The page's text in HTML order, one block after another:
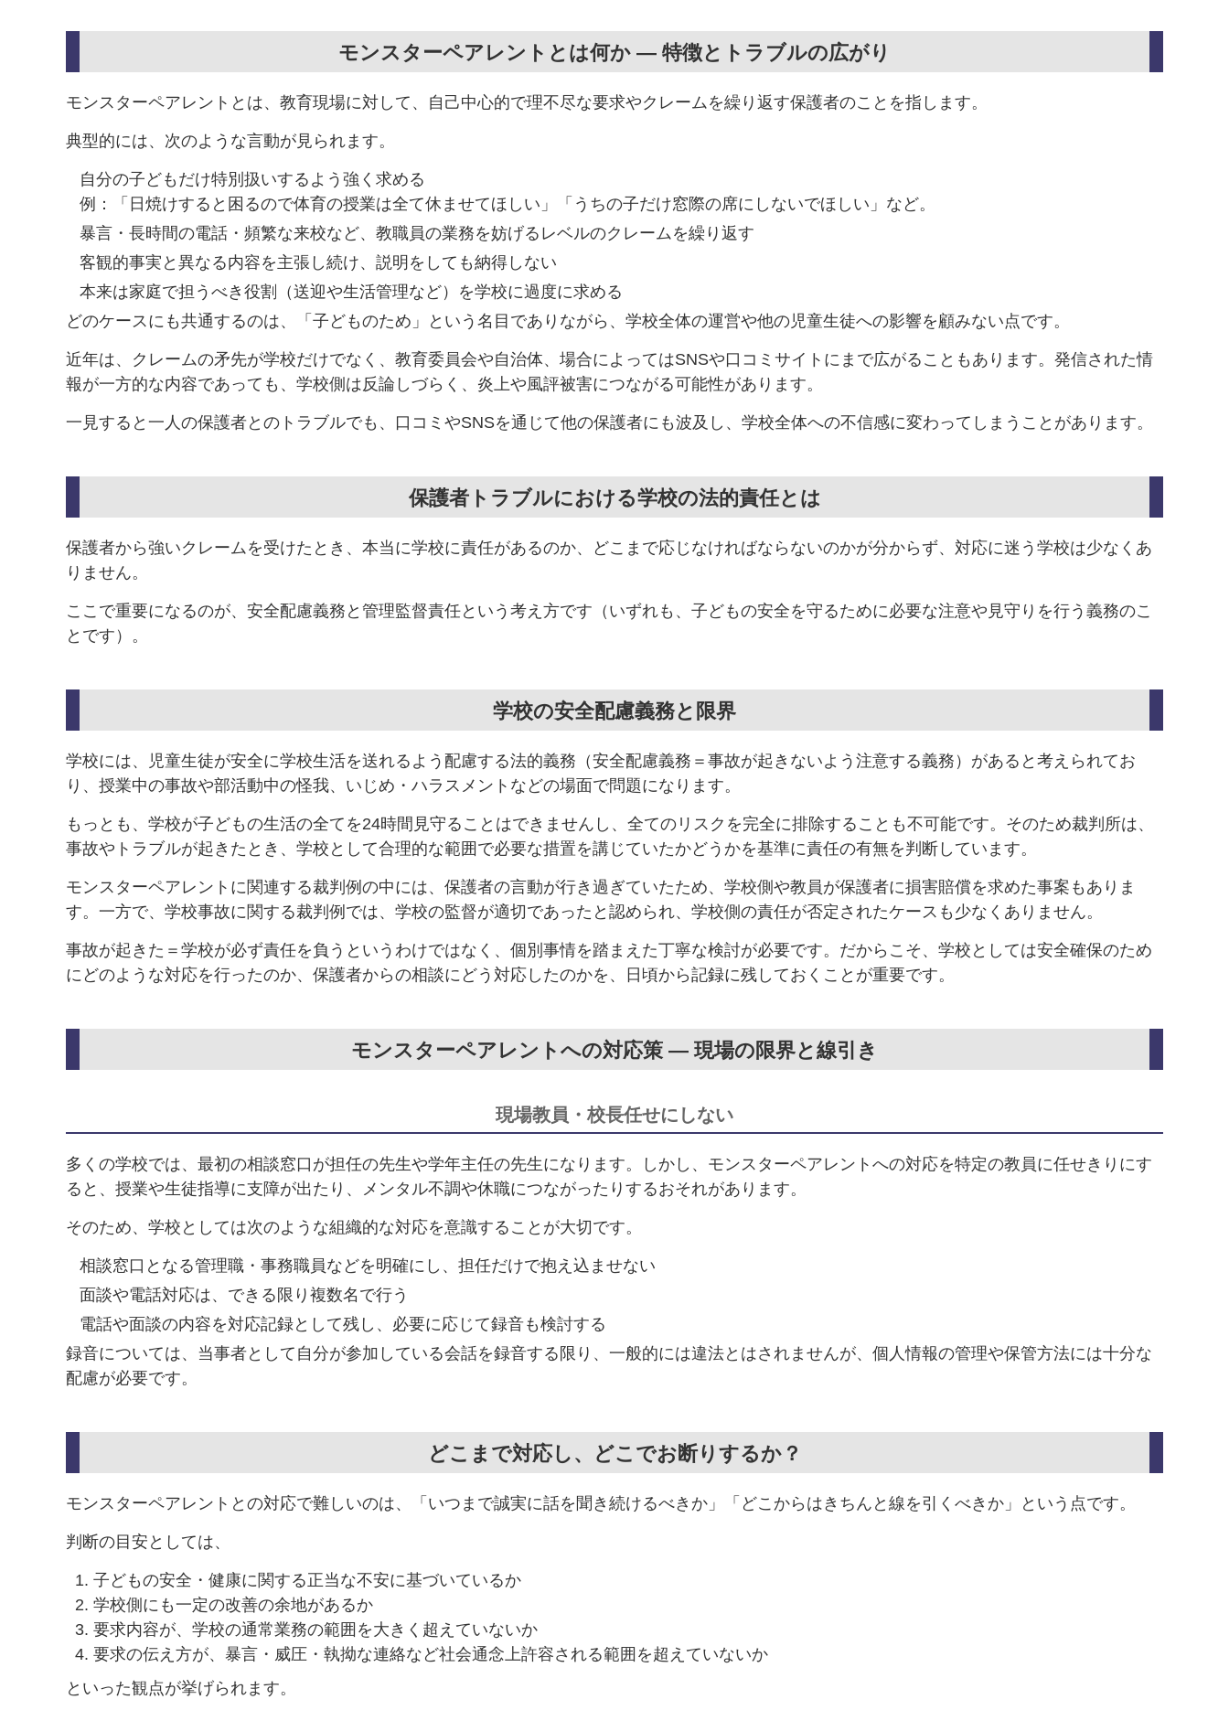
モンスターペアレントとは何か ― 特徴とトラブルの広がり
モンスターペアレントとは、教育現場に対して、自己中心的で理不尽な要求やクレームを繰り返す保護者のことを指します。
典型的には、次のような言動が見られます。
自分の子どもだけ特別扱いするよう強く求める
例：「日焼けすると困るので体育の授業は全て休ませてほしい」「うちの子だけ窓際の席にしないでほしい」など。
暴言・長時間の電話・頻繁な来校など、教職員の業務を妨げるレベルのクレームを繰り返す
客観的事実と異なる内容を主張し続け、説明をしても納得しない
本来は家庭で担うべき役割（送迎や生活管理など）を学校に過度に求める
どのケースにも共通するのは、「子どものため」という名目でありながら、学校全体の運営や他の児童生徒への影響を顧みない点です。
近年は、クレームの矛先が学校だけでなく、教育委員会や自治体、場合によってはSNSや口コミサイトにまで広がることもあります。発信された情
報が一方的な内容であっても、学校側は反論しづらく、炎上や風評被害につながる可能性があります。
一見すると一人の保護者とのトラブルでも、口コミやSNSを通じて他の保護者にも波及し、学校全体への不信感に変わってしまうことがあります。
保護者トラブルにおける学校の法的責任とは
保護者から強いクレームを受けたとき、本当に学校に責任があるのか、どこまで応じなければならないのかが分からず、対応に迷う学校は少なくあ
りません。
ここで重要になるのが、安全配慮義務と管理監督責任という考え方です（いずれも、子どもの安全を守るために必要な注意や見守りを行う義務のこ
とです）。
学校の安全配慮義務と限界
学校には、児童生徒が安全に学校生活を送れるよう配慮する法的義務（安全配慮義務＝事故が起きないよう注意する義務）があると考えられてお
り、授業中の事故や部活動中の怪我、いじめ・ハラスメントなどの場面で問題になります。
もっとも、学校が子どもの生活の全てを24時間見守ることはできませんし、全てのリスクを完全に排除することも不可能です。そのため裁判所は、
事故やトラブルが起きたとき、学校として合理的な範囲で必要な措置を講じていたかどうかを基準に責任の有無を判断しています。
モンスターペアレントに関連する裁判例の中には、保護者の言動が行き過ぎていたため、学校側や教員が保護者に損害賠償を求めた事案もありま
す。一方で、学校事故に関する裁判例では、学校の監督が適切であったと認められ、学校側の責任が否定されたケースも少なくありません。
事故が起きた＝学校が必ず責任を負うというわけではなく、個別事情を踏まえた丁寧な検討が必要です。だからこそ、学校としては安全確保のため
にどのような対応を行ったのか、保護者からの相談にどう対応したのかを、日頃から記録に残しておくことが重要です。
モンスターペアレントへの対応策 ― 現場の限界と線引き
現場教員・校長任せにしない
多くの学校では、最初の相談窓口が担任の先生や学年主任の先生になります。しかし、モンスターペアレントへの対応を特定の教員に任せきりにす
ると、授業や生徒指導に支障が出たり、メンタル不調や休職につながったりするおそれがあります。
そのため、学校としては次のような組織的な対応を意識することが大切です。
相談窓口となる管理職・事務職員などを明確にし、担任だけで抱え込ませない
面談や電話対応は、できる限り複数名で行う
電話や面談の内容を対応記録として残し、必要に応じて録音も検討する
録音については、当事者として自分が参加している会話を録音する限り、一般的には違法とはされませんが、個人情報の管理や保管方法には十分な
配慮が必要です。
どこまで対応し、どこでお断りするか？
モンスターペアレントとの対応で難しいのは、「いつまで誠実に話を聞き続けるべきか」「どこからはきちんと線を引くべきか」という点です。
判断の目安としては、
子どもの安全・健康に関する正当な不安に基づいているか
学校側にも一定の改善の余地があるか
要求内容が、学校の通常業務の範囲を大きく超えていないか
要求の伝え方が、暴言・威圧・執拗な連絡など社会通念上許容される範囲を超えていないか
といった観点が挙げられます。